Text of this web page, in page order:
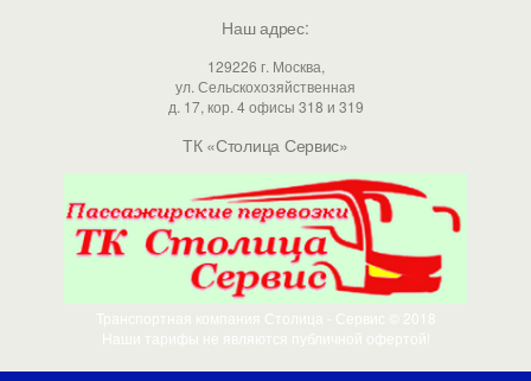
Наш адрес:
129226 г. Москва,
ул. Сельскохозяйственная
д. 17, кор. 4 офисы 318 и 319
ТК «Столица Сервис»
Транспортная компания Столица - Сервис © 2018
Наши тарифы не являются публичной офертой!